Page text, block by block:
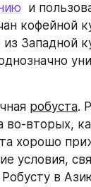
и
кофейной
Западной
робуста.
вторых,
хорошо
условия,
в